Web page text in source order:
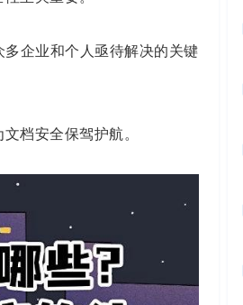
企业和个人亟待解决的关键
档安全保驾护航。